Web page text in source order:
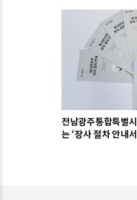
관련기사
전남광주통합특별
는 ‘장사 절차 안내